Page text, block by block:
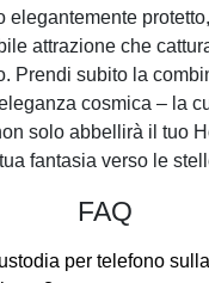
elegantemente
attrazione che
Prendi subito la
cosmica – la
solo abbellirà il tuo
fantasia verso le
FAQ
per telefono